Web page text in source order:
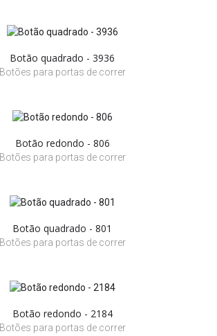
Botão quadrado - 3936
Botões para portas de correr
Botão redondo - 806
Botões para portas de correr
Botão quadrado - 801
Botões para portas de correr
Botão redondo - 2184
Botões para portas de correr